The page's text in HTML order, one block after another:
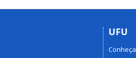
UFU
Conheça